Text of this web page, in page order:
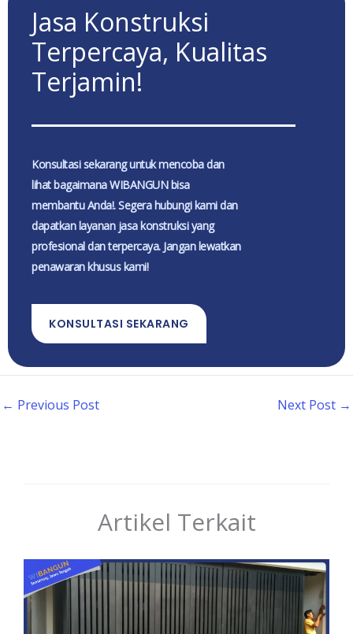
Jasa Konstruksi
Terpercaya, Kualitas
Terjamin!
Konsultasi sekarang untuk mencoba dan
lihat bagaimana WIBANGUN bisa
membantu Anda!. Segera hubungi kami dan
dapatkan layanan jasa konstruksi yang
profesional dan terpercaya. Jangan lewatkan
penawaran khusus kami!
KONSULTASI SEKARANG
← Previous Post Next Post →
Artikel Terkait